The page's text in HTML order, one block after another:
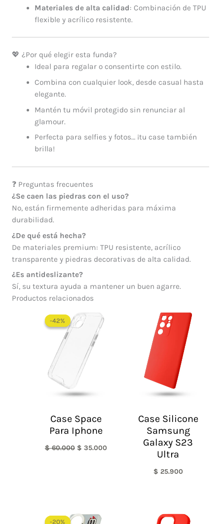
Materiales de alta calidad: Combinación de TPU
flexible y acrílico resistente.
💖 ¿Por qué elegir esta funda?
Ideal para regalar o consentirte con estilo.
Combina con cualquier look, desde casual hasta
elegante.
Mantén tu móvil protegido sin renunciar al
glamour.
Perfecta para selfies y fotos… ¡tu case también
brilla!
❓ Preguntas frecuentes
¿Se caen las piedras con el uso?
No, están firmemente adheridas para máxima
durabilidad.
¿De qué está hecha?
De materiales premium: TPU resistente, acrílico
transparente y piedras decorativas de alta calidad.
¿Es antideslizante?
Sí, su textura ayuda a mantener un buen agarre.
Productos relacionados
-42%
-42%
Case Space
Para Iphone
$60.000
precio
original
$ 60.000.
$ 35.000
Case Silicone
Samsung
Galaxy S23
Ultra
$ 25.900
-20%
-20%
precio